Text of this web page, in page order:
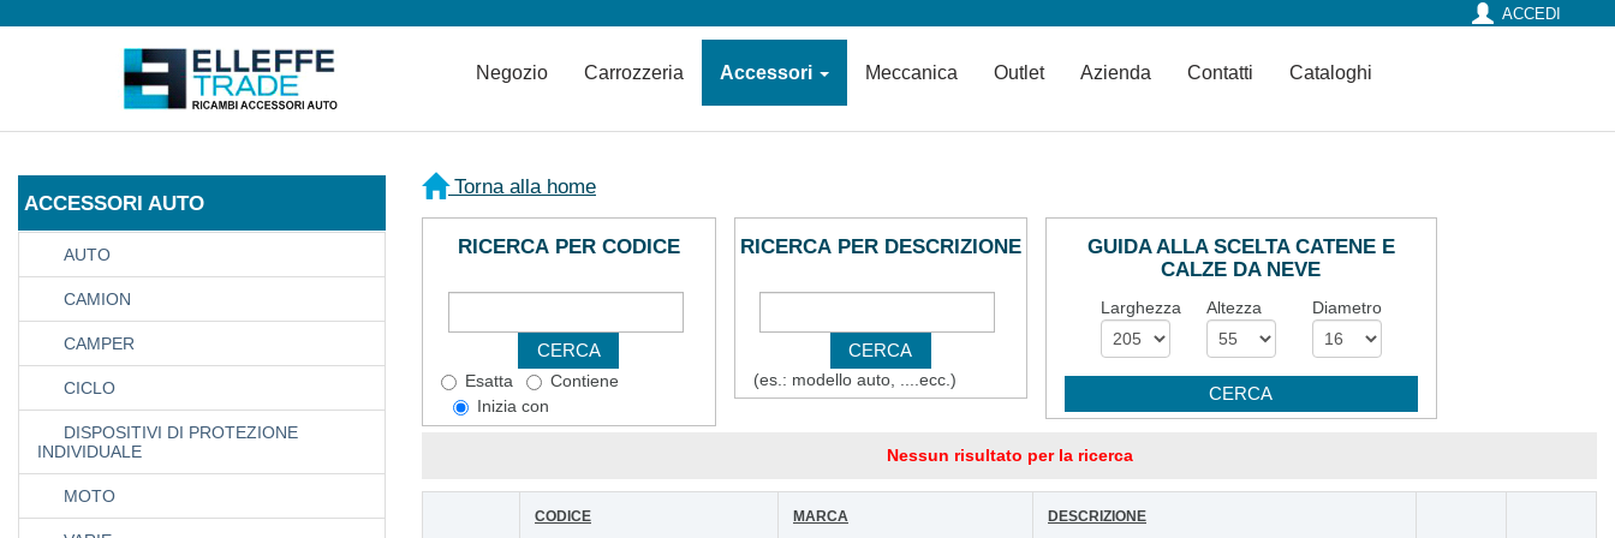
ACCEDI
Negozio Carrozzeria Accessori Meccanica Outlet Azienda Contatti Cataloghi
ACCESSORI AUTO
AUTO
CAMION
CAMPER
CICLO
DISPOSITIVI DI PROTEZIONE
INDIVIDUALE
MOTO
Torna alla home
RICERCA PER CODICE
Esatta
Contiene
Inizia con
RICERCA PER DESCRIZIONE
(es.: modello auto, ....ecc.)
GUIDA ALLA SCELTA CATENE E
CALZE DA NEVE
Larghezza Altezza Diametro
Nessun risultato per la ricerca
CODICE MARCA DESCRIZIONE